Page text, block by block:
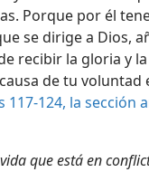
Porque por él
se dirige a Dios,
recibir la gloria y
de tu voluntad
117-124, la sección
que está en